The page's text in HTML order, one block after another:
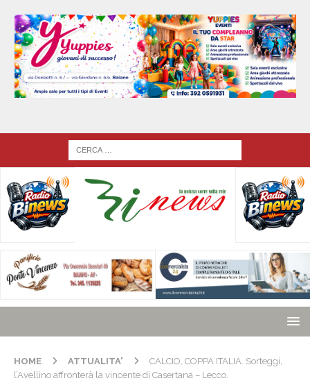
HOME ATTUALITA'
CALCIO, COPPA ITALIA. Sorteggi,
l’Avellino affronterà la vincente di Casertana – Lecco.